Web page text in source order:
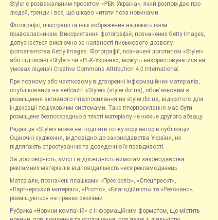
Styler є розважальним проєктом «РБК-Україна», який розповідає про
людей, тренди і все, що цікаво читати поза новинами.
Фотографії, ілюстрації та інші зображення належать їхнім
правовласникам. Використання фотографій, позначених Getty Images,
допускається виключно за наявності письмового дозволу
фотоагентства Getty Images. Фотографії, позначені логотипом «Styler»
або підписані «Styler» чи «РБК-Україна», можуть використовуватися на
умовах ліцензії Creative Commons Attribution 4.0 International.
При повному або частковому відтворенні інформаційних матеріалів,
опублікованих на вебсайті «Styler» (styler.rbc.ua), обов'язковим є
розміщення активного гіперпосилання на styler.rbc.ua, відкритого для
індексації пошуковими системами. Таке гіперпосилання має бути
розміщене безпосередньо в тексті матеріалу не нижче другого абзацу.
Редакція «Styler» може не поділяти точку зору авторів публікацій.
Оціночні судження, відповідно до законодавства України, не
підлягають спростуванню та доведенню їх правдивості.
За достовірність, зміст і відповідність вимогам законодавства
рекламних матеріалів відповідальність несе рекламодавець.
Матеріали, позначені плашками «Прес-реліз», «Спецпроєкт»,
«Партнерський матеріал», «Promo», «Благодійність» та «Резонанс»,
розміщуються на правах реклами.
Рубрика «Новини компаній» є інформаційним форматом, що містить